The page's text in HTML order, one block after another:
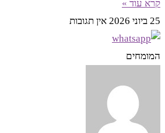
קרא עוד »
25 ביוני 2026
אין תגובות
המומחים